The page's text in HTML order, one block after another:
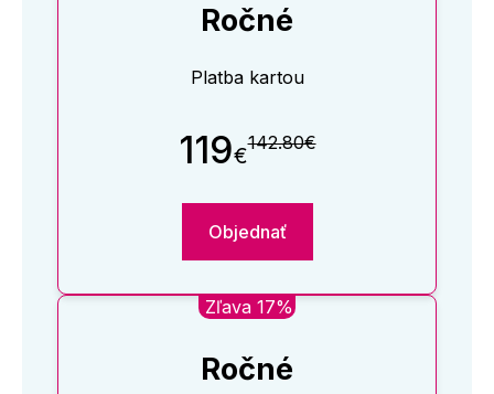
Ročné
Platba kartou
119€142.80€
Objednať
Zľava 17%
Ročné